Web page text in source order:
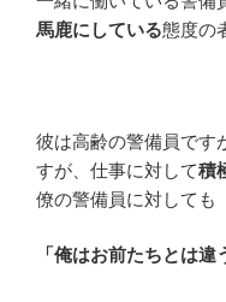
馬鹿にしている態度の
彼は高齢の警備員です
すが、仕事に対して積
僚の警備員に対しても
「俺はお前たちとは違